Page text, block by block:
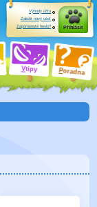
Vtipy Poradna
Výhody účtu
Založit nový účet
Zapomenuté heslo?
Přihlásit